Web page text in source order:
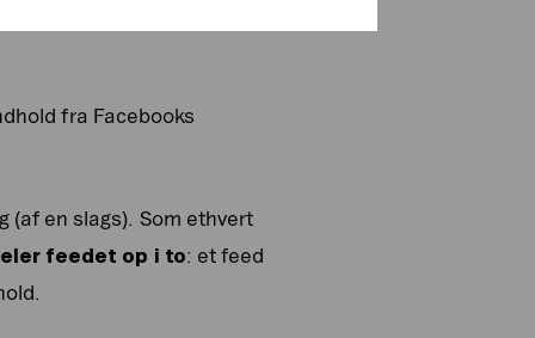
fra Facebooks
(af en slags). Som ethvert
feedet op i to: et feed